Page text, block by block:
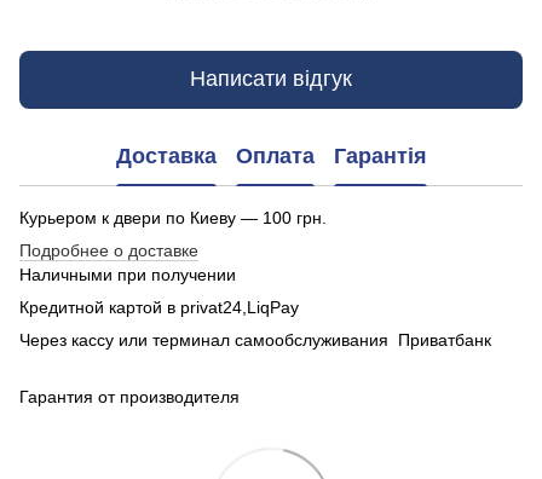
Написати відгук
Доставка Оплата Гарантія
Курьером к двери по Киеву — 100 грн.
Подробнее о доставке
Наличными при получении
Кредитной картой в privat24,LiqPay
Через кассу или терминал самообслуживания Приватбанк
Гарантия от производителя